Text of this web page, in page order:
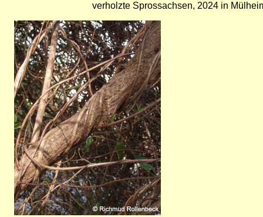
verholzte Sprossachsen, 2024 in
Bild